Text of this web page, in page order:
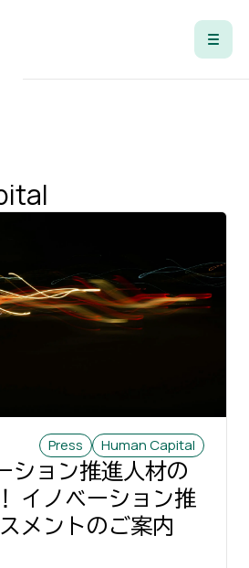
Press Human Capital
ション推進人材の
イノベーション推
メントのご案内